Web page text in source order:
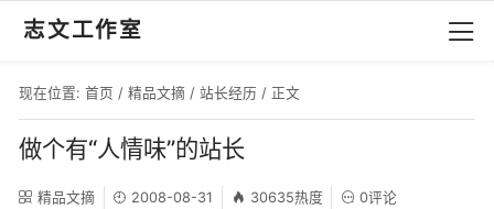
志文工作室
现在位置: 首页 / 精品文摘 / 站长经历 / 正文
做个有“人情味”的站长
精品文摘 2008-08-31 30635热度 0评论